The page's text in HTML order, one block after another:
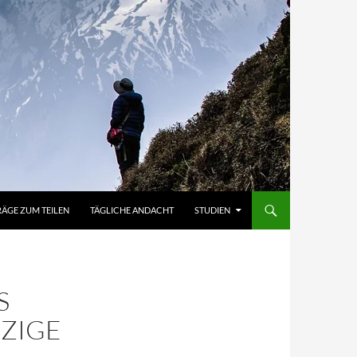
ZUM TEILEN TÄGLICHE ANDACHT STUDIEN